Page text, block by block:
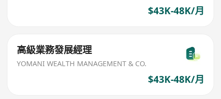
$43K-48K/月
高級業務發展經理
YOMANI WEALTH MANAGEMENT & CO.
$43K-48K/月